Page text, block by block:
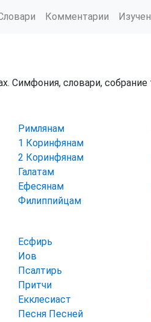
Комментарии
Симфония, словари,
Римлянам
1 Коринфянам
2 Коринфянам
Галатам
Ефесянам
Филиппийцам
Есфирь
Иов
Псалтирь
Притчи
Екклесиаст
Песня Песней